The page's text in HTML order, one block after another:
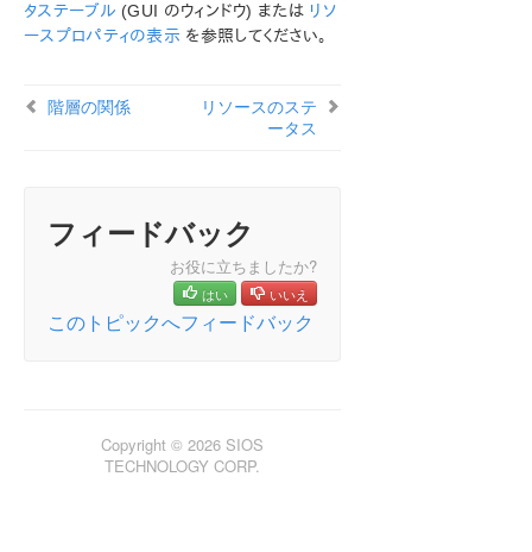
LifeKeeper for Windows テクニカルドキュメンテーショ
ン
LifeKeeper for Windows Microsoft SQL Server
階層の関係
リソース階層情報
リソースのステータス
共有イクイバレンシ
トラブルシューティング
タステーブル (GUI のウィンドウ) または リソ
ースプロパティの表示 を参照してください。
階層の関係
リソースのステ
ータス
フィードバック
お役に立ちましたか?
はい いいえ
このトピックへフィードバック
Copyright © 2026 SIOS
TECHNOLOGY CORP.